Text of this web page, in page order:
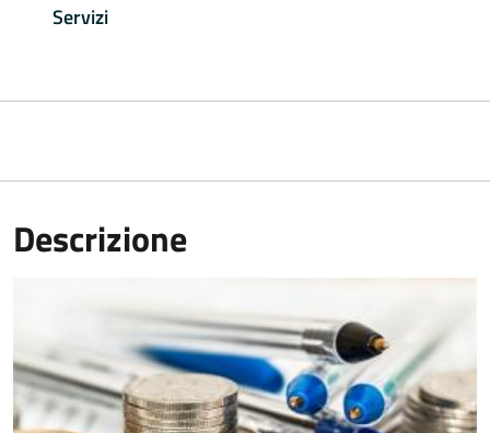
Servizi
Descrizione